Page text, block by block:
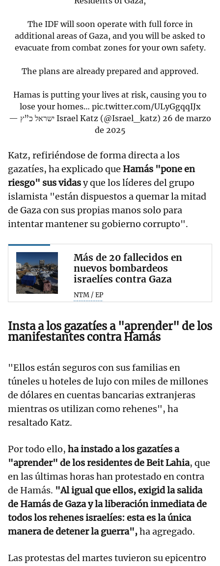
The IDF will soon operate with full force in
additional areas of Gaza, and you will be asked to
evacuate from combat zones for your own safety.
The plans are already prepared and approved.
Hamas is putting your lives at risk, causing you to
lose your homes… pic.twitter.com/ULyGgqqIJx
— ישראל כ”ץ Israel Katz (@Israel_katz) 26 de marzo
de 2025
Katz, refiriéndose de forma directa a los
gazatíes, ha explicado que Hamás "pone en
riesgo" sus vidasy que los líderes del grupo
islamista "están dispuestos a quemar la mitad
de Gaza con sus propias manos solo para
intentar mantener su gobierno corrupto".
Más de 20 fallecidos en
nuevos bombardeos
israelíes contra Gaza
NTM / EP
Insta a los gazatíes a "aprender" de los
manifestantes contra Hamás
"Ellos están seguros con sus familias en
túneles u hoteles de lujo con miles de millones
de dólares en cuentas bancarias extranjeras
mientras os utilizan como rehenes", ha
resaltado Katz.
Por todo ello, ha instado a los gazatíes a
"aprender" de los residentes de Beit Lahia, que
en las últimas horas han protestado en contra
de Hamás. "Al igual que ellos, exigid la salida
de Hamás de Gaza y la liberación inmediata de
todos los rehenes israelíes: esta es la única
manera de detener la guerra",ha agregado.
Las protestas del martes tuvieron su epicentro